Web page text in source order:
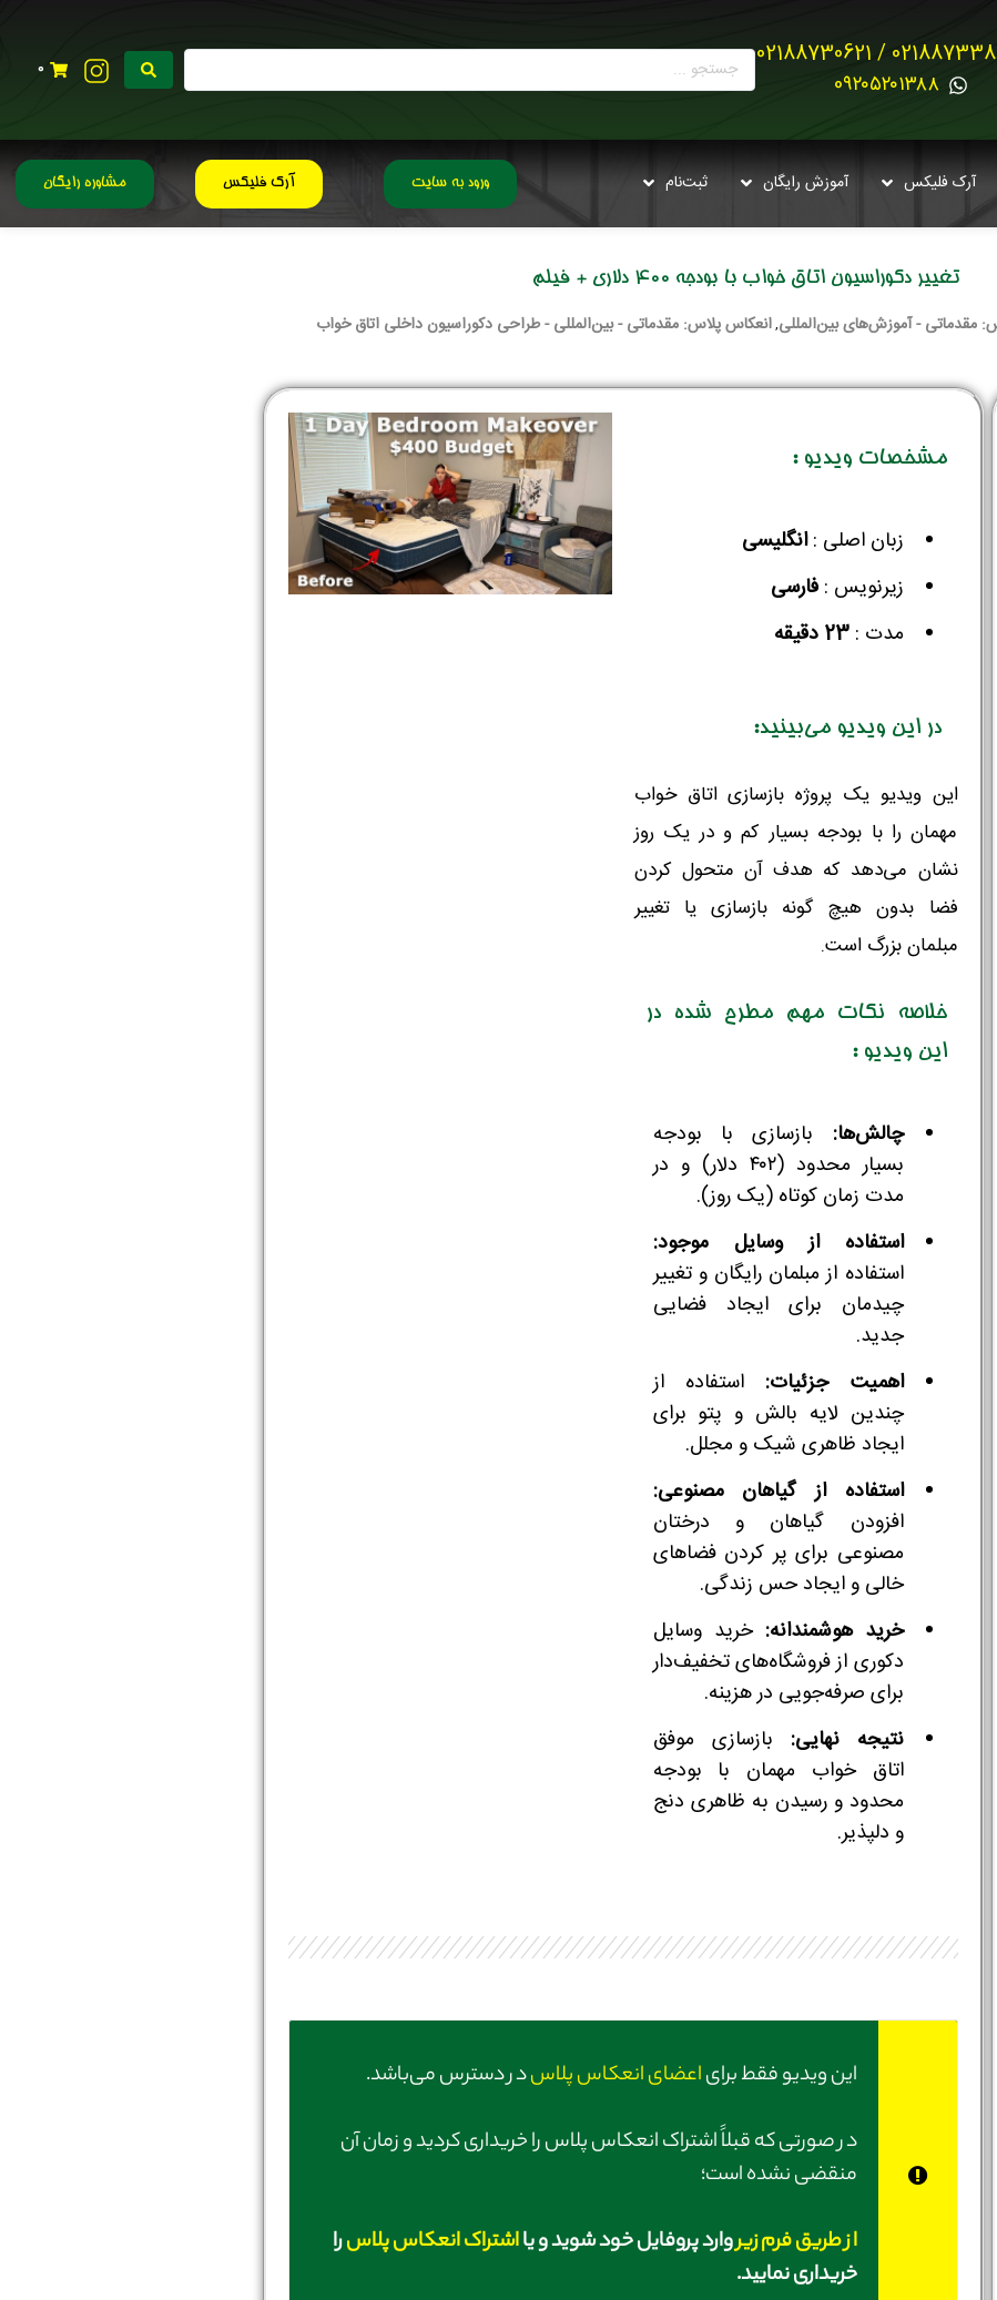
02188733880 /
0۹۲۰۵۲۰۱۳۸۸
0
آرک فلیکس آموزش رایگان ثبت‌نام ورود به سایت آرک فلیکس مشاوره رایگان
تغییر دکوراسیون اتاق خواب با بودجه 400 دلاری + فیلم
مقدماتی - آموزش‌های بین‌المللی,انعکاس پلاس: مقدماتی - بین‌المللی - طراحی دکوراسیون داخلی اتاق خواب
مشخصات ویدیو :
زبان اصلی :انگلیسی
زیرنویس :‌فارسی
مدت :23 دقیقه
در این ویدیو می‌بینید:
این ویدیو یک پروژه بازسازی اتاق خواب
مهمان را با بودجه بسیار کم و در یک روز
نشان می‌دهد که هدف آن متحول کردن
فضا بدون هیچ گونه بازسازی یا تغییر
مبلمان بزرگ است.
خلاصه نکات مهم مطرح شده در
این ویدیو :
چالش‌ها: بازسازی با بودجه
بسیار محدود (۴۰۲ دلار) و در
مدت زمان کوتاه (یک روز).
استفاده از وسایل موجود:
استفاده از مبلمان رایگان و تغییر
چیدمان برای ایجاد فضایی
جدید.
اهمیت جزئیات: استفاده از
چندین لایه بالش و پتو برای
ایجاد ظاهری شیک و مجلل.
استفاده از گیاهان مصنوعی:
افزودن گیاهان و درختان
مصنوعی برای پر کردن فضاهای
خالی و ایجاد حس زندگی.
خرید هوشمندانه: خرید وسایل
دکوری از فروشگاه‌های تخفیف‌دار
برای صرفه‌جویی در هزینه.
نتیجه نهایی: بازسازی موفق
اتاق خواب مهمان با بودجه
محدود و رسیدن به ظاهری دنج
و دلپذیر.
این ویدیو فقط برایاعضای انعکاس پلاسدر دسترس می‌باشد.
در صورتی‌ که قبلاً اشتراک انعکاس پلاس را خریداری کردید و زمان آن
منقضی نشده است؛
از طریق فرم زیروارد پروفایل خود شوید و یااشتراک انعکاس پلاسرا
خریداری نمایید.